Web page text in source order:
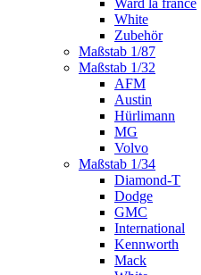
Ward la france
White
Zubehör
Maßstab 1/87
Maßstab 1/32
AFM
Austin
Hürlimann
MG
Volvo
Maßstab 1/34
Diamond-T
Dodge
GMC
International
Kennworth
Mack